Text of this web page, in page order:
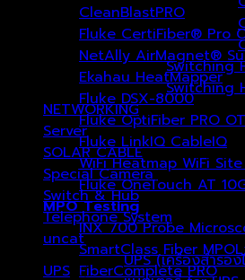
CleanBlastPRO
Fluke CertiFiber® Pro
NetAlly AirMagnet®
Ekahau HeatMapper
Fluke DSX-8000
Fluke OptiFiber PRO
Fluke LinkIQ CableIQ
WiFi Heatmap WiFi
Fluke OneTouch AT
MPO Testing
INX 700 Probe
SmartClass Fiber
FiberComplete PRO
Switching
Switching
NETWORKING(1)
Server(0)
SOLAR CABLE(3)
Special Camera(27)
Switch & Hub(7)
Telephone System
uncat(1)
UPS (0)
UPS (เครื่องสำรอ